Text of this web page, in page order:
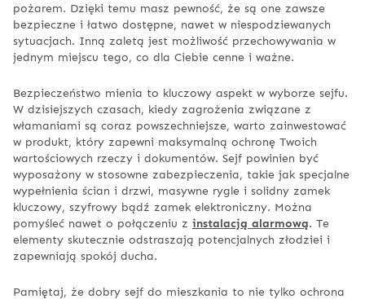
pożarem. Dzięki temu masz pewność, że są one zawsze
bezpieczne i łatwo dostępne, nawet w niespodziewanych
sytuacjach. Inną zaletą jest możliwość przechowywania w
jednym miejscu tego, co dla Ciebie cenne i ważne.
Bezpieczeństwo mienia to kluczowy aspekt w wyborze sejfu.
W dzisiejszych czasach, kiedy zagrożenia związane z
włamaniami są coraz powszechniejsze, warto zainwestować
w produkt, który zapewni maksymalną ochronę Twoich
wartościowych rzeczy i dokumentów. Sejf powinien być
wyposażony w stosowne zabezpieczenia, takie jak specjalne
wypełnienia ścian i drzwi, masywne rygle i solidny zamek
kluczowy, szyfrowy bądź zamek elektroniczny. Można
pomyśleć nawet o połączeniu z instalacją alarmową. Te
elementy skutecznie odstraszają potencjalnych złodziei i
zapewniają spokój ducha.
Pamiętaj, że dobry sejf do mieszkania to nie tylko ochrona